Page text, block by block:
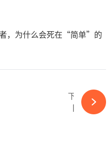
，为什么会死在“简单”的
下一篇
【年度盛会】OFweek 2023智慧光伏与储能大会暨展览会重磅来袭-必赢体育app官方平台